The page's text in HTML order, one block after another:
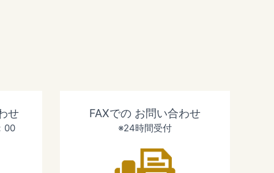
せ
00
FAXでの お問い合わせ
※24時間受付